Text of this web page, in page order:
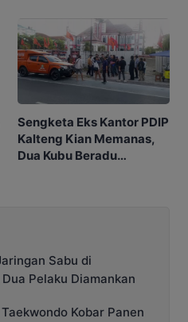
Sengketa Eks Kantor PDIP
Kalteng Kian Memanas,
Dua Kubu Beradu
Sabu di
Pelaku Diamankan
Kobar Panen